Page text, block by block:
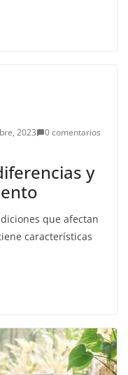
2023
0 comentarios
y
que afectan
características